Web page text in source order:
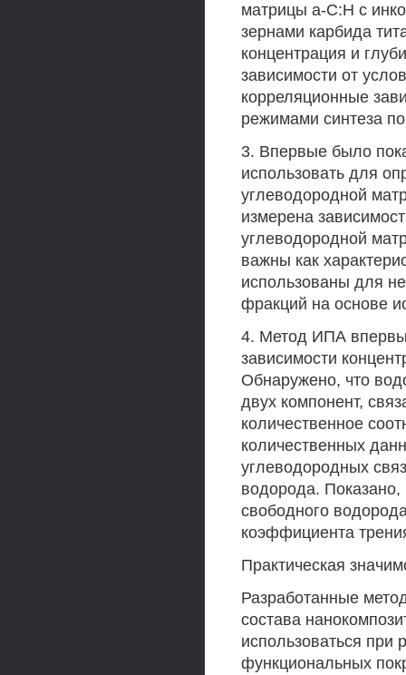
матрицы а-С:Н с
зернами карбида
концентрация и
зависимости от
корреляционные
режимами синтеза
3. Впервые было
использовать для
углеводородной
измерена
углеводородной
важны как
использованы для
фракций на основе
4. Метод ИПА
зависимости
Обнаружено, что
двух компонент,
количественное
количественных
углеводородных
водорода. Показано,
свободного
коэффициента
Практическая
Разработанные
состава
использоваться при
функциональных